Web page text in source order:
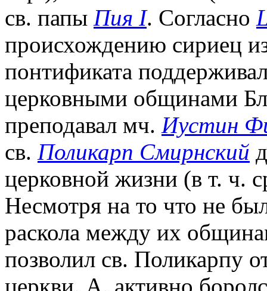
св. папы Пия I. Согласно
происхождению сириец
понтификата
церковными общинами
преподавал мч. Иустин
св. Поликарп Смирнский
церковной жизни (в т. ч.
Несмотря на то что не
раскола между их
позволил св. Поликарпу
церкви. А. активно